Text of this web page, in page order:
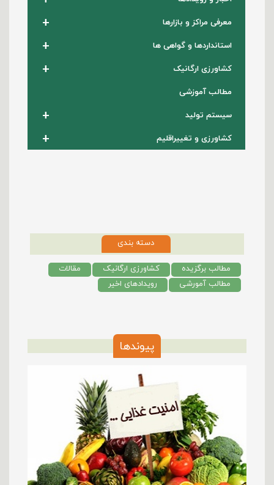
معرفی مراکز و بازارها +
استانداردها و گواهی ها +
کشاورزی ارگانیک +
مطالب آموزشی
سیستم تولید
+
کشاورزی و تغییراقلیم +
دسته بندی
مطالب برگزیده
کشاورزی ارگانیک
مقالات
مطالب آمورشی
رویدادهای اخیر
پیوندها